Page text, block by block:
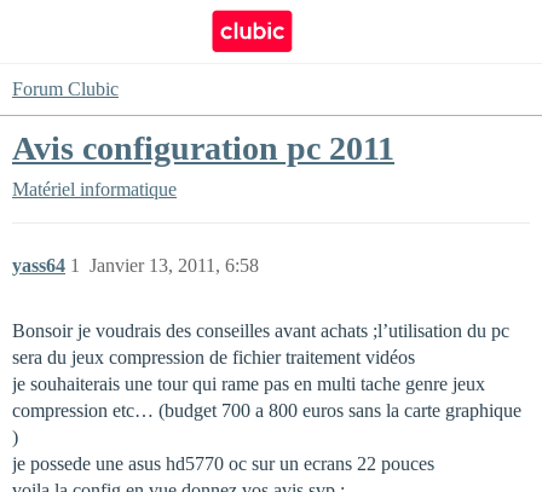
Forum Clubic
Avis configuration pc 2011
Matériel informatique
yass64 Janvier 13, 2011, 6:58
1
Bonsoir je voudrais des conseilles avant achats ;l’utilisation du pc
sera du jeux compression de fichier traitement vidéos
je souhaiterais une tour qui rame pas en multi tache genre jeux
compression etc… (budget 700 a 800 euros sans la carte graphique
)
je possede une asus hd5770 oc sur un ecrans 22 pouces